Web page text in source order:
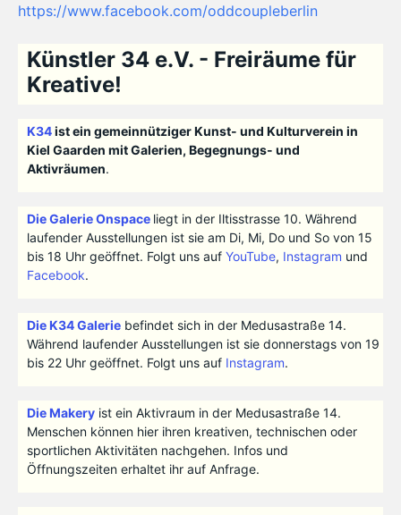
https://www.facebook.com/oddcoupleberlin
Künstler 34 e.V. - Freiräume für
Kreative!
K34ist ein gemeinnütziger Kunst- und Kulturverein in
Kiel Gaarden mit Galerien, Begegnungs- und
Aktivräumen.
Die Galerie Onspace liegt in der Iltisstrasse 10. Während
laufender Ausstellungen ist sie am Di, Mi, Do und So von 15
bis 18 Uhr geöffnet. Folgt uns auf YouTube, Instagram und
Facebook.
Die K34 Galeriebefindet sich in der Medusastraße 14.
Während laufender Ausstellungen ist sie donnerstags von 19
bis 22 Uhr geöffnet. Folgt uns auf Instagram.
Die Makeryist ein Aktivraum in der Medusastraße 14.
Menschen können hier ihren kreativen, technischen oder
sportlichen Aktivitäten nachgehen. Infos und
Öffnungszeiten erhaltet ihr auf Anfrage.